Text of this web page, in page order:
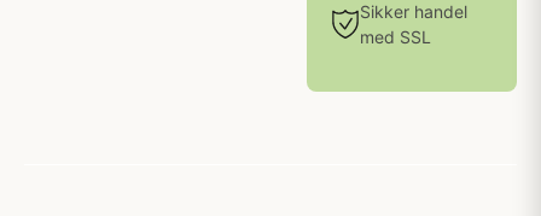
Sikker handel
med SSL